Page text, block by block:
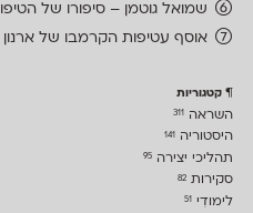
שמואל גוטמן – סיפורו של הטיפוגרף
אוסף עטיפות הקרמבו של ארנון
קטגוריות
השראה 311
היסטוריה 141
תהליכי יצירה 95
סקירות 82
לימודִי 51